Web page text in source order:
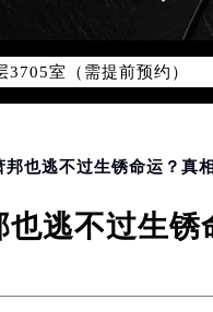
楼26层2603室（需提前预
3705室（需提前预约）
8层806室（需提前预约）
字楼22层C1-1室（需提
中心写字楼35层3508室
楼16层1604室（需提前预
邦也逃不过生锈命运？真
也逃不过生